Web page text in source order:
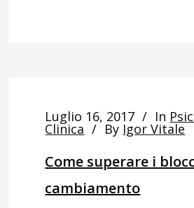
Luglio 16, 2017 In
Clinica By Igor Vitale
Come superare i
cambiamento